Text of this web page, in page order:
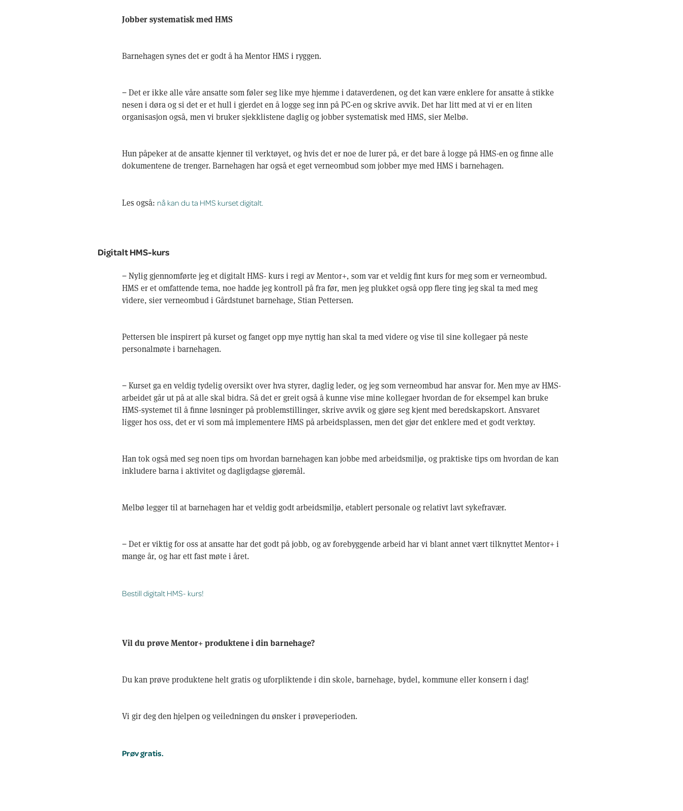
Jobber systematisk med HMS
Barnehagen synes det er godt å ha Mentor HMS i ryggen.
− Det er ikke alle våre ansatte som føler seg like mye hjemme i dataverdenen, og det kan være enklere for ansatte å stikke
nesen i døra og si det er et hull i gjerdet en å logge seg inn på PC-en og skrive avvik. Det har litt med at vi er en liten
organisasjon også, men vi bruker sjekklistene daglig og jobber systematisk med HMS, sier Melbø.
Hun påpeker at de ansatte kjenner til verktøyet, og hvis det er noe de lurer på, er det bare å logge på HMS-en og finne alle
dokumentene de trenger. Barnehagen har også et eget verneombud som jobber mye med HMS i barnehagen.
Les også: nå kan du ta HMS kurset digitalt.
Digitalt HMS-kurs
− Nylig gjennomførte jeg et digitalt HMS- kurs i regi av Mentor+, som var et veldig fint kurs for meg som er verneombud.
HMS er et omfattende tema, noe hadde jeg kontroll på fra før, men jeg plukket også opp flere ting jeg skal ta med meg
videre, sier verneombud i Gårdstunet barnehage, Stian Pettersen.
Pettersen ble inspirert på kurset og fanget opp mye nyttig han skal ta med videre og vise til sine kollegaer på neste
personalmøte i barnehagen.
− Kurset ga en veldig tydelig oversikt over hva styrer, daglig leder, og jeg som verneombud har ansvar for. Men mye av HMS-
arbeidet går ut på at alle skal bidra. Så det er greit også å kunne vise mine kollegaer hvordan de for eksempel kan bruke
HMS-systemet til å finne løsninger på problemstillinger, skrive avvik og gjøre seg kjent med beredskapskort. Ansvaret
ligger hos oss, det er vi som må implementere HMS på arbeidsplassen, men det gjør det enklere med et godt verktøy.
Han tok også med seg noen tips om hvordan barnehagen kan jobbe med arbeidsmiljø, og praktiske tips om hvordan de kan
inkludere barna i aktivitet og dagligdagse gjøremål.
Melbø legger til at barnehagen har et veldig godt arbeidsmiljø, etablert personale og relativt lavt sykefravær.
− Det er viktig for oss at ansatte har det godt på jobb, og av forebyggende arbeid har vi blant annet vært tilknyttet Mentor+ i
mange år, og har ett fast møte i året.
Bestill digitalt HMS- kurs!
Vil du prøve Mentor+ produktene i din barnehage?
Du kan prøve produktene helt gratis og uforpliktende i din skole, barnehage, bydel, kommune eller konsern i dag!
Vi gir deg den hjelpen og veiledningen du ønsker i prøveperioden.
Prøv gratis.